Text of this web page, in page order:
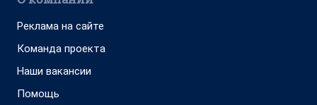
Реклама на сайте
Команда проекта
Наши вакансии
Помощь